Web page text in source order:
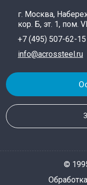
г. Москва,
кор. Б, эт. 1, пом.
+7 (495) 507-62-15
info@acrossteel.ru
©